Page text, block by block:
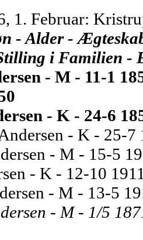
1. Februar:
- Alder -
i Familien -
- M - 11-1
- K - 24-6
- K - 25-7
- M - 15-5
- K - 12-10
- M - 13-5
- M - 1/5